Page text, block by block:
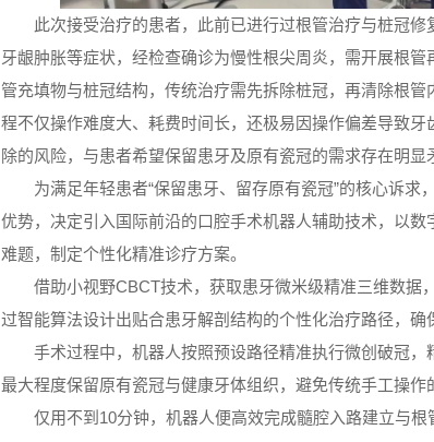
此次接受治疗的患者，此前已进行过根管治疗与桩冠修
牙龈肿胀等症状，经检查确诊为慢性根尖周炎，需开展根
管充填物与桩冠结构，传统治疗需先拆除桩冠，再清除根
程不仅操作难度大、耗费时间长，还极易因操作偏差导致
除的风险，与患者希望保留患牙及原有瓷冠的需求存在明显
为满足年轻患者“保留患牙、留存原有瓷冠”的核心诉求
优势，决定引入国际前沿的口腔手术机器人辅助技术，以
难题，制定个性化精准诊疗方案。
借助小视野CBCT技术，获取患牙微米级精准三维数据
过智能算法设计出贴合患牙解剖结构的个性化治疗路径，确
手术过程中，机器人按照预设路径精准执行微创破冠，
最大程度保留原有瓷冠与健康牙体组织，避免传统手工操作
仅用不到10分钟，机器人便高效完成髓腔入路建立与